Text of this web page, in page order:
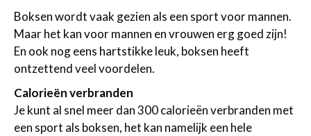
Boksen wordt vaak gezien als een sport voor mannen.
Maar het kan voor mannen en vrouwen erg goed zijn!
En ook nog eens hartstikke leuk, boksen heeft
ontzettend veel voordelen.
Calorieën verbranden
Je kunt al snel meer dan 300 calorieën verbranden met
een sport als boksen, het kan namelijk een hele